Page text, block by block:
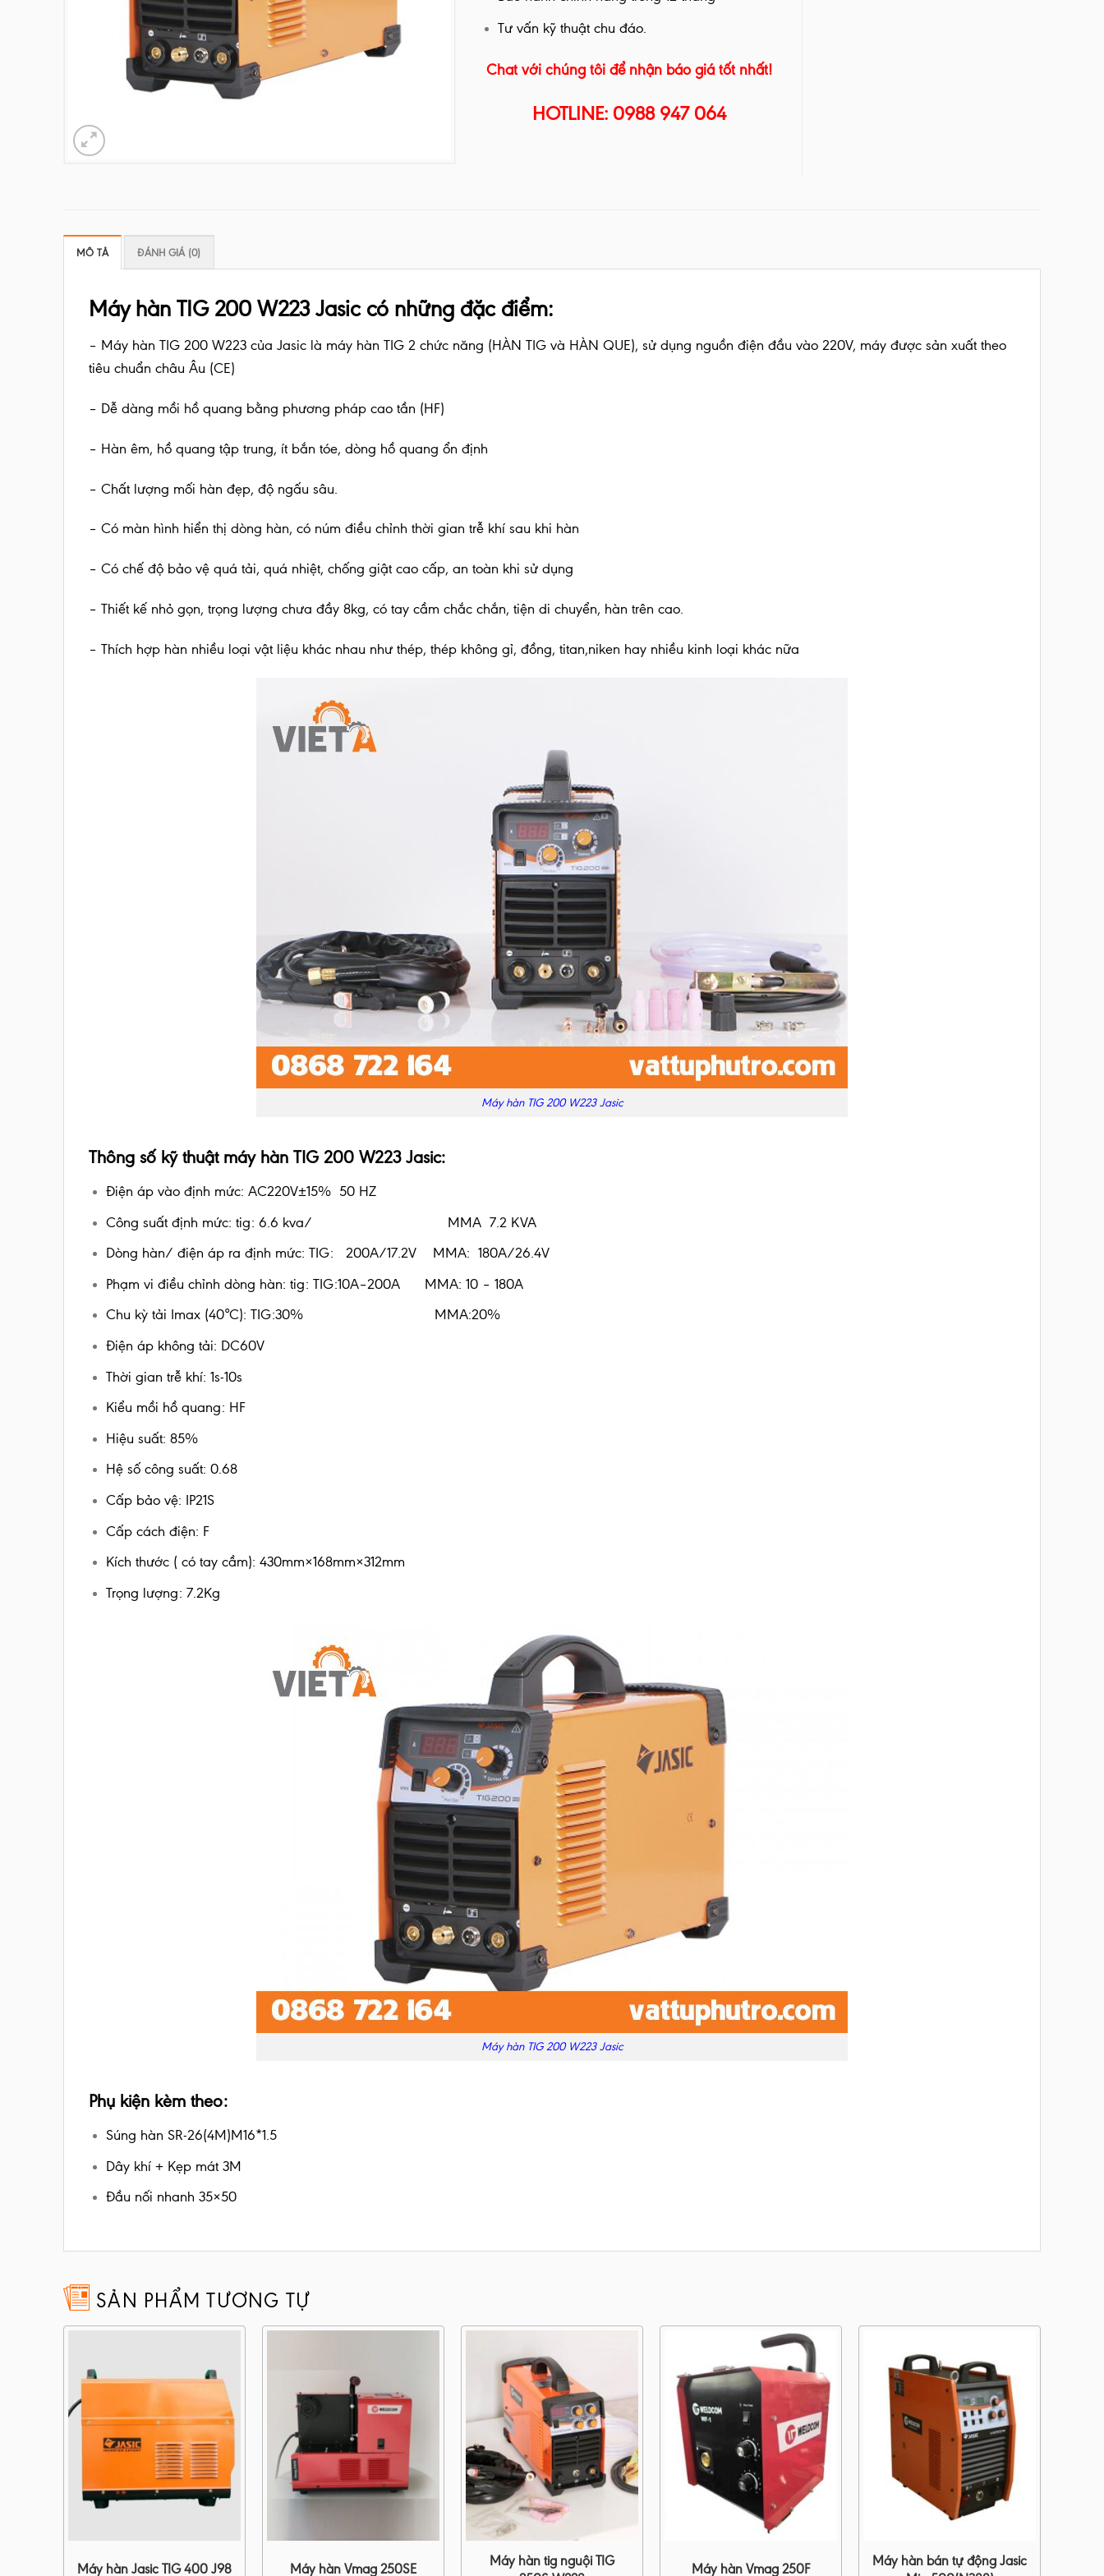
Tư vấn kỹ thuật chu đáo.
Chat với chúng tôi để nhận báo giá tốt nhất!
HOTLINE: 0988 947 064
MÔ TẢ ĐÁNH GIÁ (0)
Máy hàn TIG 200 W223 Jasic có những đặc điểm:
– Máy hàn TIG 200 W223 của Jasic là máy hàn TIG 2 chức năng (HÀN TIG và HÀN QUE), sử dụng nguồn điện đầu vào 220V, máy được sản xuất theo
tiêu chuẩn châu Âu (CE)
– Dễ dàng mồi hồ quang bằng phương pháp cao tần (HF)
– Hàn êm, hồ quang tập trung, ít bắn tóe, dòng hồ quang ổn định
– Chất lượng mối hàn đẹp, độ ngấu sâu.
– Có màn hình hiển thị dòng hàn, có núm điều chỉnh thời gian trễ khí sau khi hàn
– Có chế độ bảo vệ quá tải, quá nhiệt, chống giật cao cấp, an toàn khi sử dụng
– Thiết kế nhỏ gọn, trọng lượng chưa đầy 8kg, có tay cầm chắc chắn, tiện di chuyển, hàn trên cao.
– Thích hợp hàn nhiều loại vật liệu khác nhau như thép, thép không gỉ, đồng, titan,niken hay nhiều kinh loại khác nữa
Máy hàn TIG 200 W223 Jasic
Thông số kỹ thuật máy hàn TIG 200 W223 Jasic:
Điện áp vào định mức: AC220V±15% 50 HZ
Công suất định mức: tig: 6.6 kva/ MMA 7.2 KVA
Dòng hàn/ điện áp ra định mức: TIG: 200A/17.2V MMA: 180A/26.4V
Phạm vi điều chỉnh dòng hàn: tig: TIG:10A–200A MMA: 10 – 180A
Chu kỳ tải Imax (40°C): TIG:30% MMA:20%
Điện áp không tải: DC60V
Thời gian trễ khí: 1s-10s
Kiểu mồi hồ quang: HF
Hiệu suất: 85%
Hệ số công suất: 0.68
Cấp bảo vệ: IP21S
Cấp cách điện: F
Kích thước ( có tay cầm): 430mm×168mm×312mm
Trọng lượng: 7.2Kg
Máy hàn TIG 200 W223 Jasic
Phụ kiện kèm theo:
Súng hàn SR-26(4M)M16*1.5
Dây khí + Kẹp mát 3M
Đầu nối nhanh 35×50
SẢN PHẨM TƯƠNG TỰ
Máy hàn Jasic TIG 400 J98 Máy hàn Vmag 250SE
Máy hàn tig nguội TIG
Máy hàn Vmag 250F
Máy hàn bán tự động Jasic